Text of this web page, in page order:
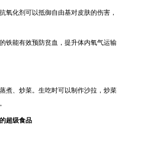
氧化剂可以抵御自由基对皮肤的伤害，
铁能有效预防贫血，提升体内氧气运输
煮、炒菜。生吃时可以制作沙拉，炒菜
超级食品